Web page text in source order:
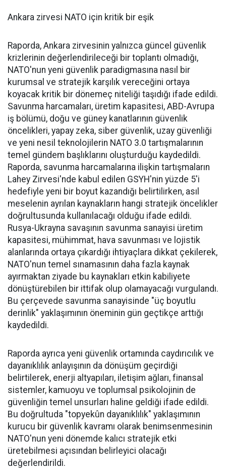
Ankara zirvesi NATO için kritik bir eşik
Raporda, Ankara zirvesinin yalnızca güncel güvenlik
krizlerinin değerlendirileceği bir toplantı olmadığı,
NATO'nun yeni güvenlik paradigmasına nasıl bir
kurumsal ve stratejik karşılık vereceğini ortaya
koyacak kritik bir dönemeç niteliği taşıdığı ifade edildi.
Savunma harcamaları, üretim kapasitesi, ABD-Avrupa
iş bölümü, doğu ve güney kanatlarının güvenlik
öncelikleri, yapay zeka, siber güvenlik, uzay güvenliği
ve yeni nesil teknolojilerin NATO 3.0 tartışmalarının
temel gündem başlıklarını oluşturduğu kaydedildi.
Raporda, savunma harcamalarına ilişkin tartışmaların
Lahey Zirvesi'nde kabul edilen GSYH'nin yüzde 5'i
hedefiyle yeni bir boyut kazandığı belirtilirken, asıl
meselenin ayrılan kaynakların hangi stratejik öncelikler
doğrultusunda kullanılacağı olduğu ifade edildi.
Rusya-Ukrayna savaşının savunma sanayisi üretim
kapasitesi, mühimmat, hava savunması ve lojistik
alanlarında ortaya çıkardığı ihtiyaçlara dikkat çekilerek,
NATO'nun temel sınamasının daha fazla kaynak
ayırmaktan ziyade bu kaynakları etkin kabiliyete
dönüştürebilen bir ittifak olup olamayacağı vurgulandı.
Bu çerçevede savunma sanayisinde "üç boyutlu
derinlik" yaklaşımının öneminin gün geçtikçe arttığı
kaydedildi.
Raporda ayrıca yeni güvenlik ortamında caydırıcılık ve
dayanıklılık anlayışının da dönüşüm geçirdiği
belirtilerek, enerji altyapıları, iletişim ağları, finansal
sistemler, kamuoyu ve toplumsal psikolojinin de
güvenliğin temel unsurları haline geldiği ifade edildi.
Bu doğrultuda "topyekûn dayanıklılık" yaklaşımının
kurucu bir güvenlik kavramı olarak benimsenmesinin
NATO'nun yeni dönemde kalıcı stratejik etki
üretebilmesi açısından belirleyici olacağı
değerlendirildi.